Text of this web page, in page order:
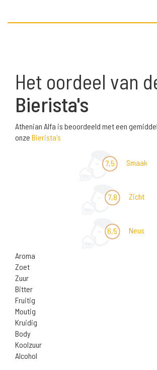
Het oordeel van
Bierista's
Athenian Alfa is beoordeeld met een
onze Bierista's
7,5 Smaak
7,8 Zicht
6,5 Neus
Aroma
Zoet
Zuur
Bitter
Fruitig
Moutig
Kruidig
Body
Koolzuur
Alcohol